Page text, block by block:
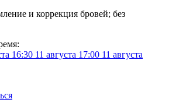
и коррекция бровей; без
16:30 11 августа 17:00 11 августа